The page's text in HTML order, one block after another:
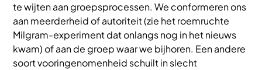
te wijten aan groepsprocessen. We conformeren ons
aan meerderheid of autoriteit (zie het roemruchte
Milgram-experiment dat onlangs nog in het nieuws
kwam) of aan de groep waar we bijhoren. Een andere
soort vooringenomenheid schuilt in slecht